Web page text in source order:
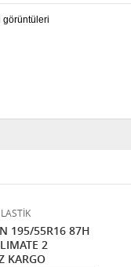
195/55R16 87H
2
KARGO